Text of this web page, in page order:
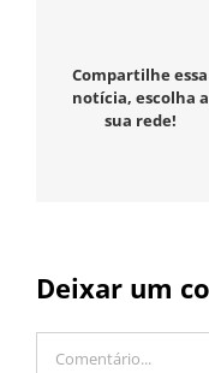
Compartilhe essa
notícia, escolha a
sua rede!
Deixar um